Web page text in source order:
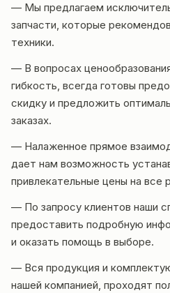
— Мы предлагаем
запчасти, которые
техники.
— В вопросах
гибкость, всегда готовы
скидку и предложить
заказах.
— Налаженное прямое
дает нам возможность
привлекательные цены на все
— По запросу клиентов наши
предоставить подробную
и оказать помощь в выборе.
— Вся продукция и
нашей компанией, проходят